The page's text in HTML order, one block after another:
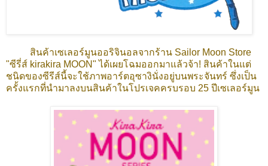
สินค้าเซเลอร์มูนออริจินอลจากร้าน Sailor Moon Store
"ซีรี่ส์ kirakira MOON" ได้เผยโฉมออกมาแล้วจ้า! สินค้าในแต่
ชนิดของซีรีส์นี้จะใช้ภาพอาร์ตอุซางินั่งอยู่บนพระจันทร์ ซึ่งเป็น
ครั้งแรกที่นำมาลงบนสินค้าในโปรเจคครบรอบ 25 ปีเซเลอร์มูน